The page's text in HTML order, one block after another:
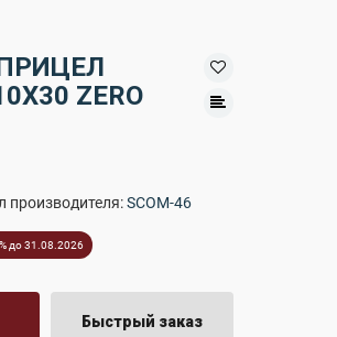
ZERO
производителя:SCOM-46
до 31.08.2026
Быстрый заказ